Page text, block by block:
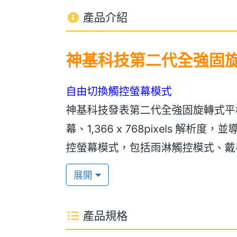
產品介紹
神基科技第二代全強固
自由切換觸控螢幕模式
神基科技發表第二代全強固旋轉式
幕、1,366 x 768pixels 解析度，並
控螢幕模式，包括雨淋觸控模式、
最流暢、最靈敏的操作體驗，用戶亦
Getac V110 採用 Windows 8 作業
展開
產品規格